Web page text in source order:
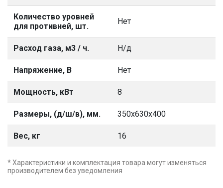
Количество уровней
для противней, шт.
Нет
Расход газа, м3 / ч. Н/д
Напряжение, В Нет
Мощность, кВт 8
Размеры, (д/ш/в), мм. 350х630х400
Вес, кг 16
* Характеристики и комплектация товара могут изменяться
производителем без уведомления